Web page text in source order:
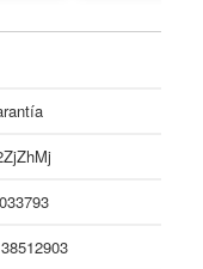
of 2)